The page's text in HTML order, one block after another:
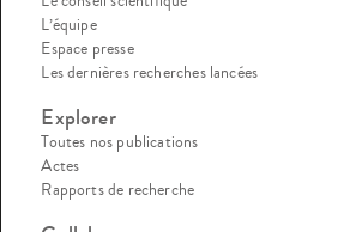
L’équipe
Espace presse
Les dernières recherches lancées
Explorer
Toutes nos publications
Actes
Rapports de recherche